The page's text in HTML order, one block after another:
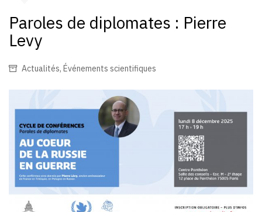
Paroles de diplomates : Pierre
Levy
Actualités, Événements scientifiques